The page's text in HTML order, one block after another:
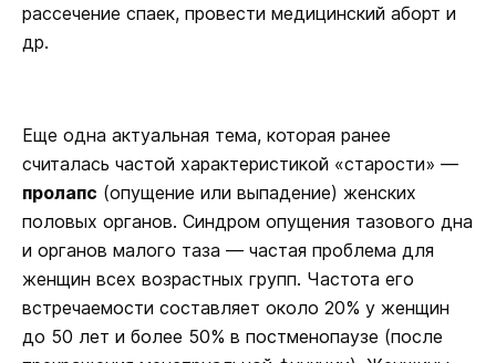
рассечение спаек, провести медицинский аборт и
др.
Еще одна актуальная тема, которая ранее
считалась частой характеристикой «старости» —
пролапс (опущение или выпадение) женских
половых органов. Синдром опущения тазового дна
и органов малого таза — частая проблема для
женщин всех возрастных групп. Частота его
встречаемости составляет около 20% у женщин
до 50 лет и более 50% в постменопаузе (после